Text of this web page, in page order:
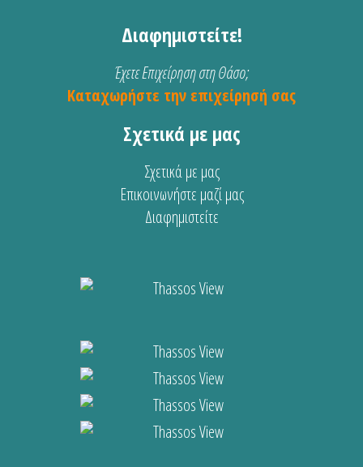
Διαφημιστείτε!
Έχετε Επιχείρηση στη Θάσο;
Καταχωρήστε την επιχείρησή σας
Σχετικά με μας
Σχετικά με μας
Επικοινωνήστε μαζί μας
Διαφημιστείτε